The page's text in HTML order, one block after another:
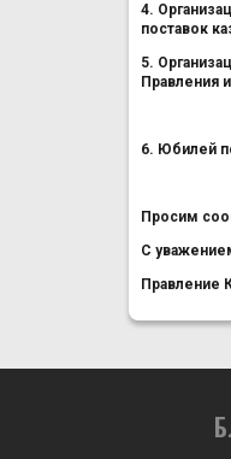
4.
поставок
5.
Правления
6. Юбилей
Просим
С
Правление